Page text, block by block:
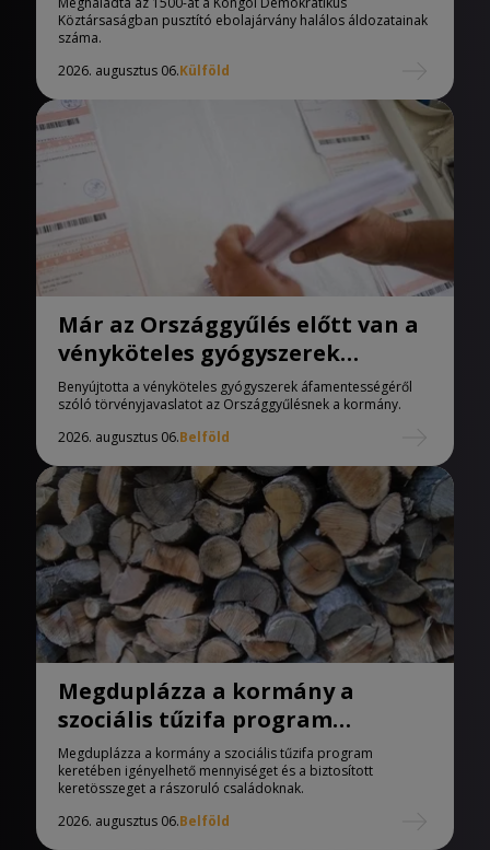
Köztársaságban pusztító ebolajárvány halálos áldozatainak
száma.
2026. augusztus 06.Külföld
Már az Országgyűlés előtt van a
vényköteles gyógyszerek
áfamentességéről szóló
törvényjavaslat
Benyújtotta a vényköteles gyógyszerek áfamentességéről
szóló törvényjavaslatot az Országgyűlésnek a kormány.
2026. augusztus 06.Belföld
Megduplázza a kormány a
szociális tűzifa program
keretében igényelhető
mennyiséget
Megduplázza a kormány a szociális tűzifa program
keretében igényelhető mennyiséget és a biztosított
keretösszeget a rászoruló családoknak.
2026. augusztus 06.Belföld